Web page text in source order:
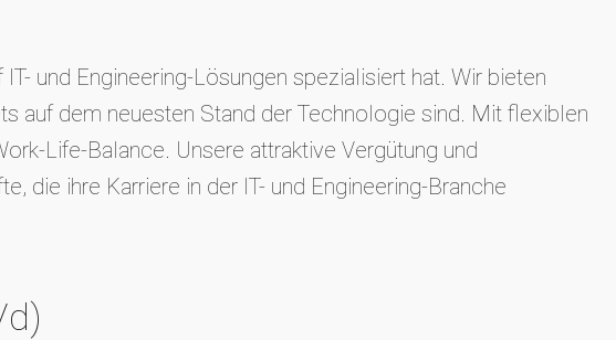
und Engineering-Lösungen spezialisiert hat. Wir bieten
auf dem neuesten Stand der Technologie sind. Mit flexiblen
Life-Balance. Unsere attraktive Vergütung und
die ihre Karriere in der IT- und Engineering-Branche